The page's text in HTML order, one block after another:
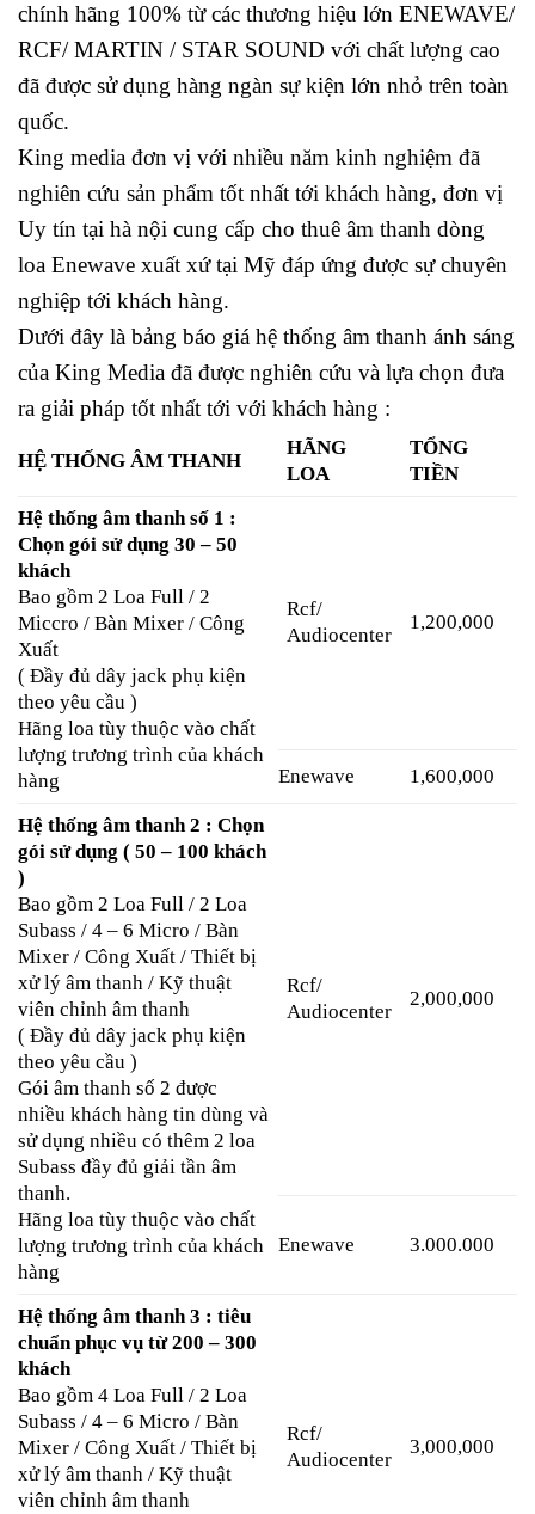
chính hãng 100% từ các thương hiệu lớn ENEWAVE/
RCF/ MARTIN / STAR SOUND với chất lượng cao
đã được sử dụng hàng ngàn sự kiện lớn nhỏ trên toàn
quốc.
King media đơn vị với nhiều năm kinh nghiệm đã
nghiên cứu sản phẩm tốt nhất tới khách hàng, đơn vị
Uy tín tại hà nội cung cấp cho thuê âm thanh dòng
loa Enewave xuất xứ tại Mỹ đáp ứng được sự chuyên
nghiệp tới khách hàng.
Dưới đây là bảng báo giá hệ thống âm thanh ánh sáng
của King Media đã được nghiên cứu và lựa chọn đưa
ra giải pháp tốt nhất tới với khách hàng :
HỆ THỐNG ÂM THANH
HÃNG
LOA
TỔNG
TIỀN
Hệ thống âm thanh số 1 :
Chọn gói sử dụng 30 – 50
khách
Bao gồm 2 Loa Full / 2
Miccro / Bàn Mixer / Công
Xuất
( Đầy đủ dây jack phụ kiện
theo yêu cầu )
Hãng loa tùy thuộc vào chất
lượng trương trình của khách
hàng
Rcf/
Audiocenter
1,200,000
Enewave 1,600,000
Hệ thống âm thanh 2 : Chọn
gói sử dụng ( 50 – 100 khách
)
Bao gồm 2 Loa Full / 2 Loa
Subass / 4 – 6 Micro / Bàn
Mixer / Công Xuất / Thiết bị
xử lý âm thanh / Kỹ thuật
viên chỉnh âm thanh
( Đầy đủ dây jack phụ kiện
theo yêu cầu )
Gói âm thanh số 2 được
nhiều khách hàng tin dùng và
sử dụng nhiều có thêm 2 loa
Subass đầy đủ giải tần âm
thanh.
Hãng loa tùy thuộc vào chất
lượng trương trình của khách
hàng
Rcf/
Audiocenter
2,000,000
Enewave 3.000.000
Hệ thống âm thanh 3 : tiêu
chuẩn phục vụ từ 200 – 300
khách
Bao gồm 4 Loa Full / 2 Loa
Subass / 4 – 6 Micro / Bàn
Mixer / Công Xuất / Thiết bị
xử lý âm thanh / Kỹ thuật
viên chỉnh âm thanh
Rcf/
Audiocenter
3,000,000